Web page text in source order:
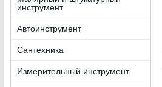
инструмент
Автоинструмент
Сантехника
Измерительный инструмент